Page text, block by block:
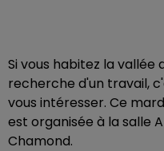
Si vous habitez la vallée
recherche d'un travail,
vous intéresser. Ce
est organisée à la salle
Chamond.